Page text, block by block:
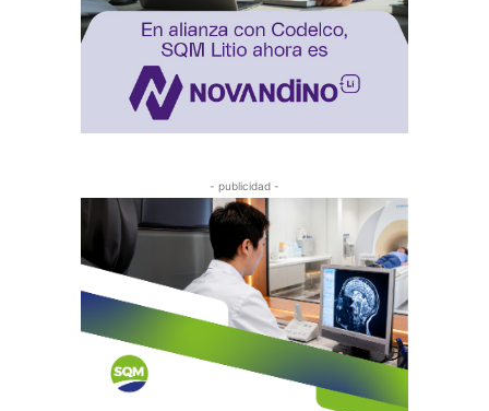
- publicidad -